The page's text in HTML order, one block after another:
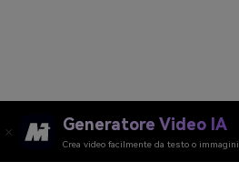
Generatore Video IA
Crea video facilmente da testo o immagini